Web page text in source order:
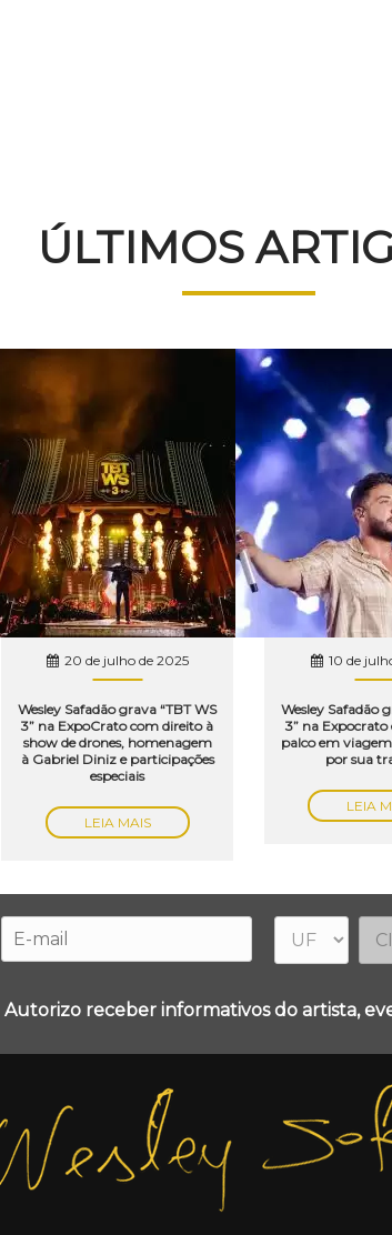
ÚLTIMOS
20 de julho de 2025
Wesley Safadão grava “TBT WS
3” na ExpoCrato com direito à
show de drones, homenagem
à Gabriel Diniz e participações
especiais
LEIA MAIS
10 de
Wesley Safadão
3” na
palco em
por sua
LEIA
Autorizo receber informativos do artista,